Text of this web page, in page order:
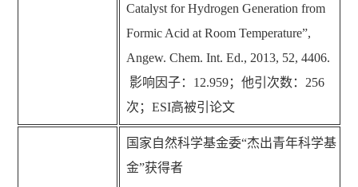
Catalyst for Hydrogen Generation from
Formic Acid at Room Temperature”,
Angew. Chem. Int. Ed., 2013, 52, 4406.
影响因子： 12.959；他引次数： 256
次； ESI高被引论文
国家自然科学基金委“杰出青年科学基
金”获得者